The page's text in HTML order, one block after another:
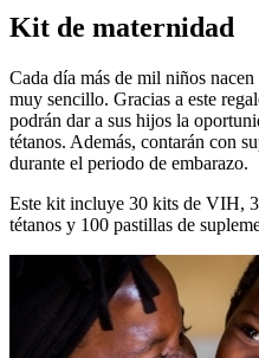
Kit de maternidad
Cada día más de mil niños
muy sencillo. Gracias a este
podrán dar a sus hijos la
tétanos. Además, contarán con
durante el periodo de embarazo.
Este kit incluye 30 kits de VIH,
tétanos y 100 pastillas de